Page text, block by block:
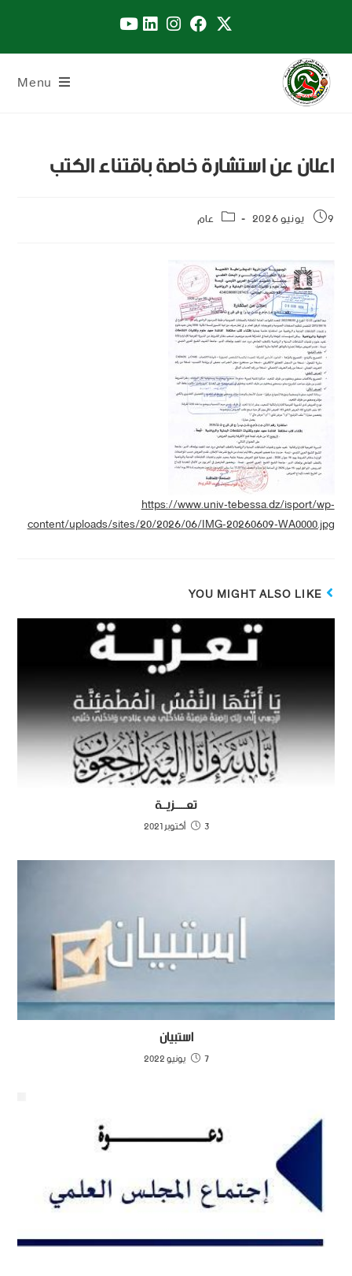
Menu
اعلان عن استشارة خاصة باقتناء الكتب
9 يونيو 2026 عام
https://www.univ-tebessa.dz/isport/wp-
content/uploads/sites/20/2026/06/IMG-20260609-WA0000.jpg
YOU MIGHT ALSO LIKE
تعـــــزيــة
3 أكتوبر 2021
استبيان
7 يونيو 2022